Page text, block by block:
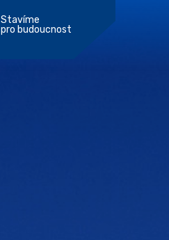
Stavíme
pro budoucnost